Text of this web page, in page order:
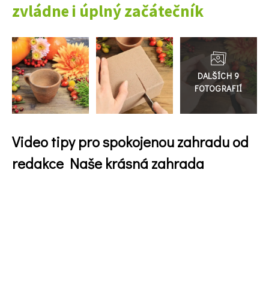
zvládne i úplný začátečník
Přejít
do
galerie
Video tipy pro spokojenou zahradu od
redakce Naše krásná zahrada